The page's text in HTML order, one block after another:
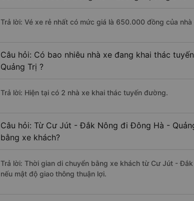
Trả lời: Vé xe rẻ nhất có mức giá là 650.000 đồng của nhà
Câu hỏi: Có bao nhiêu nhà xe đang khai thác
Quảng Trị ?
Trả lời: Hiện tại có 2 nhà xe khai thác tuyến đường.
Câu hỏi: Từ Cư Jút - Đắk Nông đi Đông Hà -
bằng xe khách?
Trả lời: Thời gian di chuyển bằng xe khách từ Cư Jút -
nếu mật độ giao thông thuận lợi.